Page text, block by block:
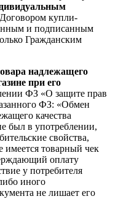
купли-
и подписанным
Гражданским
надлежащего
при его
ФЗ «О защите прав
ФЗ: «Обмен
качества
был в употреблении,
свойства,
товарный чек
оплату
у потребителя
иного
не лишает его